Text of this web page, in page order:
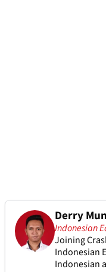
Derry
Indonesian
Joining
Indonesian
Indonesian